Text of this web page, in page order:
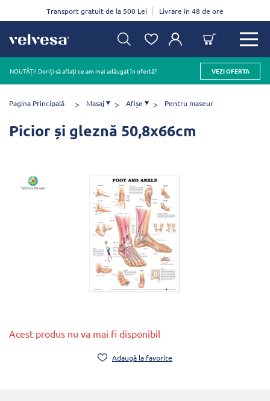
Transport gratuit de la 500 Lei Livrare în 48 de ore
NOUTĂȚI! Doriți să aflați ce am mai adăugat în ofertă? VEZI OFERTA
Pagina Principală Masaj Afișe Pentru maseur
Picior și gleznă 50,8x66cm
Acest produs nu va mai fi disponibil
Adaugă la favorite